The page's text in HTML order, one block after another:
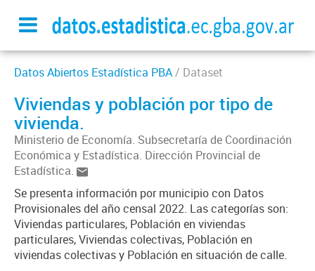
Datos Abiertos Estadística PBA/ Dataset
Viviendas y población por tipo de
vivienda.
Ministerio de Economía. Subsecretaría de Coordinación
Económica y Estadística. Dirección Provincial de
Estadística.
Se presenta información por municipio con Datos
Provisionales del año censal 2022. Las categorías son:
Viviendas particulares, Población en viviendas
particulares, Viviendas colectivas, Población en
viviendas colectivas y Población en situación de calle.